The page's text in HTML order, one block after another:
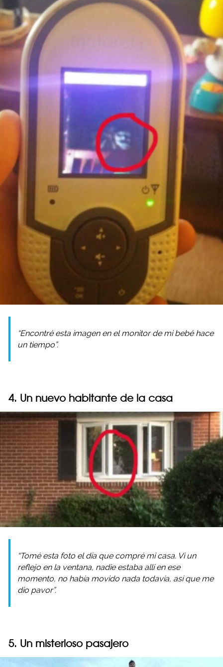
“Encontré esta imagen en el monitor de mi bebé hace
un tiempo”.
4. Un nuevo habitante de la casa
“Tomé esta foto el día que compré mi casa. Vi un
reflejo en la ventana, nadie estaba allí en ese
momento, no había movido nada todavía, así que me
dio pavor”.
5. Un misterioso pasajero